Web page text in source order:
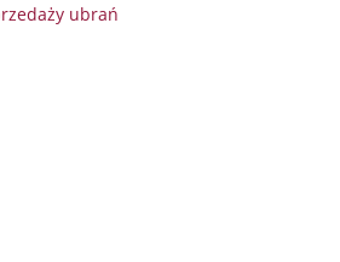
ubrań